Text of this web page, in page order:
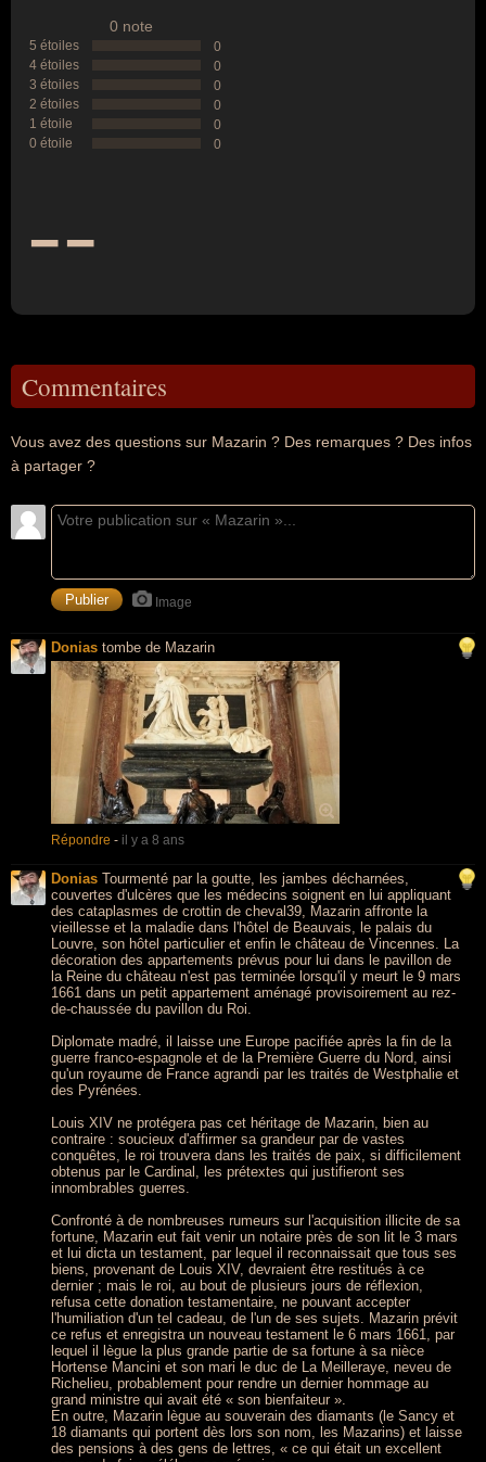
0 note
5 étoiles
0
4 étoiles
0
3 étoiles
0
2 étoiles
0
1 étoile
0
0 étoile
0
--
Commentaires
Vous avez des questions sur Mazarin ? Des remarques ? Des infos
à partager ?
Image
Donias tombe de Mazarin
Répondre - il y a 8 ans
Donias Tourmenté par la goutte, les jambes décharnées,
couvertes d'ulcères que les médecins soignent en lui appliquant
des cataplasmes de crottin de cheval39, Mazarin affronte la
vieillesse et la maladie dans l'hôtel de Beauvais, le palais du
Louvre, son hôtel particulier et enfin le château de Vincennes. La
décoration des appartements prévus pour lui dans le pavillon de
la Reine du château n'est pas terminée lorsqu'il y meurt le 9 mars
1661 dans un petit appartement aménagé provisoirement au rez-
de-chaussée du pavillon du Roi.
Diplomate madré, il laisse une Europe pacifiée après la fin de la
guerre franco-espagnole et de la Première Guerre du Nord, ainsi
qu'un royaume de France agrandi par les traités de Westphalie et
des Pyrénées.
Louis XIV ne protégera pas cet héritage de Mazarin, bien au
contraire : soucieux d'affirmer sa grandeur par de vastes
conquêtes, le roi trouvera dans les traités de paix, si difficilement
obtenus par le Cardinal, les prétextes qui justifieront ses
innombrables guerres.
Confronté à de nombreuses rumeurs sur l'acquisition illicite de sa
fortune, Mazarin eut fait venir un notaire près de son lit le 3 mars
et lui dicta un testament, par lequel il reconnaissait que tous ses
biens, provenant de Louis XIV, devraient être restitués à ce
dernier ; mais le roi, au bout de plusieurs jours de réflexion,
refusa cette donation testamentaire, ne pouvant accepter
l'humiliation d'un tel cadeau, de l'un de ses sujets. Mazarin prévit
ce refus et enregistra un nouveau testament le 6 mars 1661, par
lequel il lègue la plus grande partie de sa fortune à sa nièce
Hortense Mancini et son mari le duc de La Meilleraye, neveu de
Richelieu, probablement pour rendre un dernier hommage au
grand ministre qui avait été « son bienfaiteur ».
En outre, Mazarin lègue au souverain des diamants (le Sancy et
18 diamants qui portent dès lors son nom, les Mazarins) et laisse
des pensions à des gens de lettres, « ce qui était un excellent